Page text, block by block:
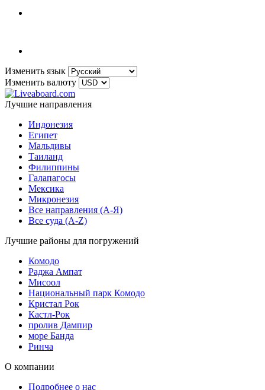
Изменить язык
Изменить валюту
Лучшие направления
Индонезия
Египет
Мальдивы
Таиланд
Филиппины
Галапагосы
Мексика
Микронезия
Все направления (A-Я)
Все суда (A-Z)
Лучшие районы для погружений
Комодо
Раджа Ампат
Мисоол
Национальный парк Комодо
Кристал Рок
Кастл-Рок
пролив Дампир
море Банда
Ринча
О компании
Подробнее о нас